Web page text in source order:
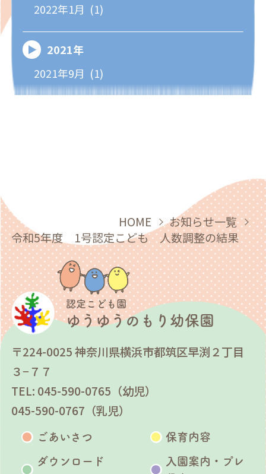
2022年1月 (1)
2021年
2021年9月 (1)
HOME
お知らせ一覧
令和5年度 1号認定こども 人数調整の結果
認定こども園
ゆうゆうのもり幼保園
〒224-0025 神奈川県横浜市都筑区早渕２丁目
３−７７
TEL: 045-590-0765（幼児）
045-590-0767（乳児）
ごあいさつ 保育内容
ダウンロード
入園案内・プレ